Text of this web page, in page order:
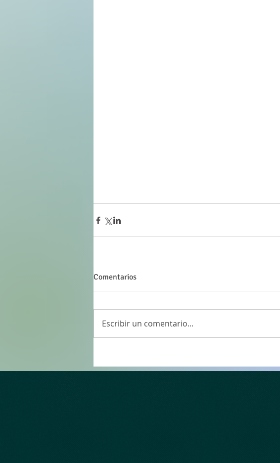
Comentarios
Escribir un comentario...